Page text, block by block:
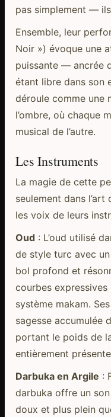
pas simplement —
Ensemble, leur
Noir ») évoque une
puissante — ancrée
étant libre dans son
déroule comme une
l’ombre, où chaque
musical de l’autre.
Les Instruments
La magie de cette
seulement dans l’art
les voix de leurs
Oud: L’oud utilisé
de style turc avec
bol profond et
courbes
système makam.
sagesse accumulée
portant le poids de
entièrement
Darbuka en Argile :
darbuka offre un
doux et plus plein